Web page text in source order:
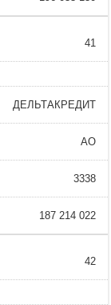
41
ДЕЛЬТАКРЕДИТ
АО
3338
187 214 022
42